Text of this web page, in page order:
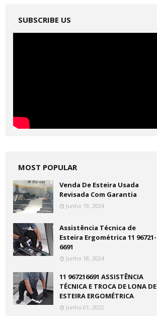
SUBSCRIBE US
MOST POPULAR
Venda De Esteira Usada
Revisada Com Garantia
Junho 19, 2024
Assistência Técnica de
Esteira Ergométrica 11 96721-
6691
Junho 18, 2024
11 967216691 ASSISTÊNCIA
TÉCNICA E TROCA DE LONA DE
ESTEIRA ERGOMÉTRICA
Junho 01, 2022